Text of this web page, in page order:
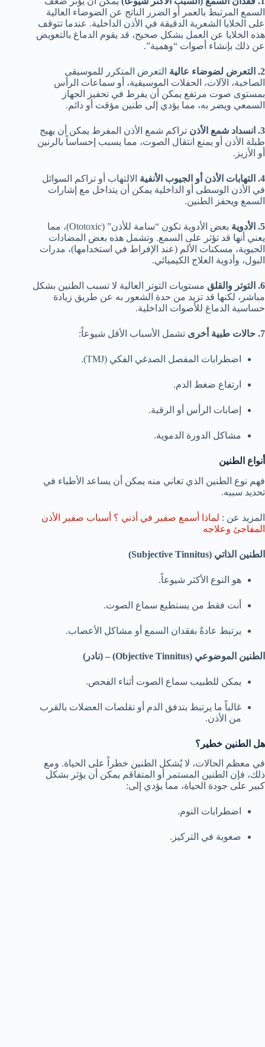
السمع المرتبط بالعمر أو الضرر الناتج عن الضوضاء العالية
على الخلايا الشعرية الدقيقة في الأذن الداخلية. عندما تتوقف
هذه الخلايا عن العمل بشكل صحيح، قد يقوم الدماغ بالتعويض
عن ذلك بإنشاء أصوات “وهمية”.
2. التعرض لضوضاء عالية
التعرض المتكرر للموسيقى
الصاخبة، الآلات، الحفلات الموسيقية، أو سماعات الرأس
بمستوى صوت مرتفع يمكن أن يفرط في تحفيز الجهاز
السمعي ويضر به، مما يؤدي إلى طنين مؤقت أو دائم.
3. انسداد شمع الأذن
تراكم شمع الأذن المفرط يمكن أن يهيج
طبلة الأذن أو يمنع انتقال الصوت، مما يسبب إحساساً بالرنين
أو الأزيز.
4. التهابات الأذن أو الجيوب الأنفية
الالتهاب أو تراكم السوائل
في الأذن الوسطى أو الداخلية يمكن أن يتداخل مع إشارات
السمع ويحفز الطنين.
5. الأدوية
بعض الأدوية تكون “سامة للأذن” (Ototoxic)، مما
يعني أنها قد تؤثر على السمع. وتشمل هذه بعض المضادات
الحيوية، مسكنات الألم (عند الإفراط في استخدامها)، مدرات
البول، وأدوية العلاج الكيميائي.
6. التوتر والقلق
مستويات التوتر العالية لا تسبب الطنين بشكل
مباشر، لكنها قد تزيد من حدة الشعور به عن طريق زيادة
حساسية الدماغ للأصوات الداخلية.
7. حالات طبية أخرى تشمل الأسباب الأقل شيوعاً:
اضطرابات المفصل الصدغي الفكي (TMJ).
ارتفاع ضغط الدم.
إصابات الرأس أو الرقبة.
مشاكل الدورة الدموية.
أنواع الطنين
فهم نوع الطنين الذي تعاني منه يمكن أن يساعد الأطباء في
تحديد سببه.
المزيد عن : لماذا أسمع صفير في أذني ؟ أسباب صفير الأذن
المفاجئ وعلاجه
الطنين الذاتي (Subjective Tinnitus)
هو النوع الأكثر شيوعاً.
أنت فقط من يستطيع سماع الصوت.
يرتبط عادةً بفقدان السمع أو مشاكل الأعصاب.
الطنين الموضوعي (Objective Tinnitus) – (نادر)
يمكن للطبيب سماع الصوت أثناء الفحص.
غالباً ما يرتبط بتدفق الدم أو تقلصات العضلات بالقرب
من الأذن.
هل الطنين خطير؟
في معظم الحالات، لا يُشكل الطنين خطراً على الحياة. ومع
ذلك، فإن الطنين المستمر أو المتفاقم يمكن أن يؤثر بشكل
كبير على جودة الحياة، مما يؤدي إلى:
اضطرابات النوم.
صعوبة في التركيز.